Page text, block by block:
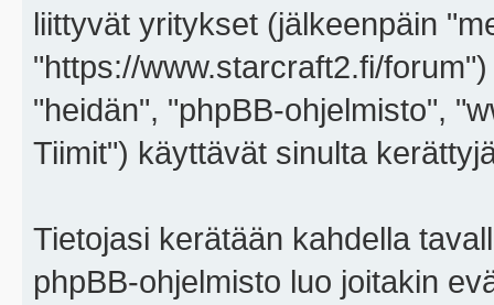
liittyvät yritykset (jälkeenpäin
"https://www.starcraft2.fi/
"heidän", "phpBB-ohjelmisto",
Tiimit") käyttävät sinulta
Tietojasi kerätään kahdella
phpBB-ohjelmisto luo joitakin